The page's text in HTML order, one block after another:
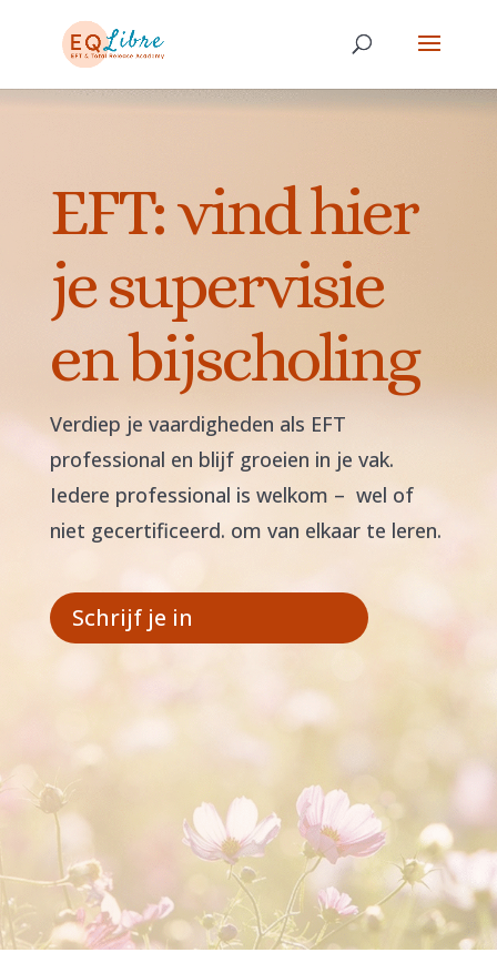
EFT: vind hier
je supervisie
en bijscholing
Verdiep je vaardigheden als EFT
professional en blijf groeien in je vak.
Iedere professional is welkom – wel of
niet gecertificeerd. om van elkaar te leren.
Schrijf je in